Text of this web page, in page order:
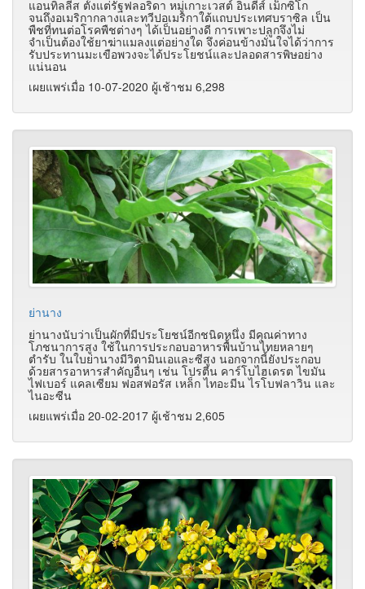
แอนทิลลีส ตั้งแต่รัฐฟลอริดา หมู่เกาะเวสต์ อินดีส์ เม็กซิโก
จนถึงอเมริกากลางและทวีปอเมริกาใต้แถบประเทศบราซิล เป็น
พืชที่ทนต่อโรคพืชต่างๆ ได้เป็นอย่างดี การเพาะปลูกจึงไม่
จำเป็นต้องใช้ยาฆ่าแมลงแต่อย่างใด จึงค่อนข้างมั่นใจได้ว่าการ
รับประทานมะเขือพวงจะได้ประโยชน์และปลอดสารพิษอย่าง
แน่นอน
เผยแพร่เมื่อ 10-07-2020 ผู้เช้าชม 6,298
ย่านาง
ย่านางนับว่าเป็นผักที่มีประโยชน์อีกชนิดหนึ่ง มีคุณค่าทาง
โภชนาการสูง ใช้ในการประกอบอาหารพื้นบ้านไทยหลายๆ
ตำรับ ในใบย่านางมีวิตามินเอและซีสูง นอกจากนี้ยังประกอบ
ด้วยสารอาหารสำคัญอื่นๆ เช่น โปรตีน คาร์โบไฮเดรต ไขมัน
ไฟเบอร์ แคลเซียม ฟอสฟอรัส เหล็ก ไทอะมีน ไรโบฟลาวิน และ
ไนอะซีน
เผยแพร่เมื่อ 20-02-2017 ผู้เช้าชม 2,605